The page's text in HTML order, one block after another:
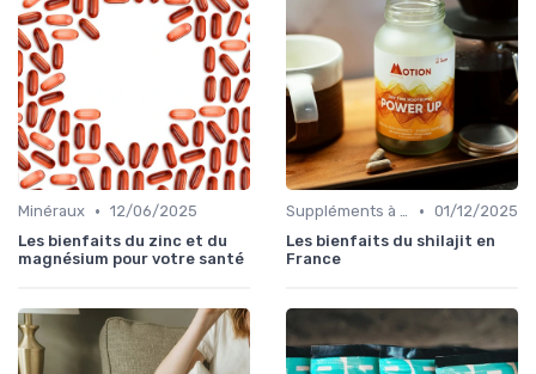
Minéraux • 12/06/2025
Les bienfaits du zinc et du
magnésium pour votre santé
Suppléments à base de plantes • 01/12/2025
Les bienfaits du shilajit en
France